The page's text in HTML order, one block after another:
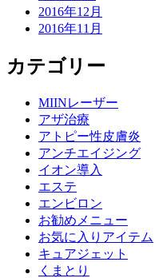
2016年12月
2016年11月
カテゴリー
MIINレーザー
アザ治療
アトピー性皮膚炎
アンチエイジング
イオン導入
エステ
エンビロン
お勧めメニュー
お気に入りアイテム
キュアジェット
くまとり